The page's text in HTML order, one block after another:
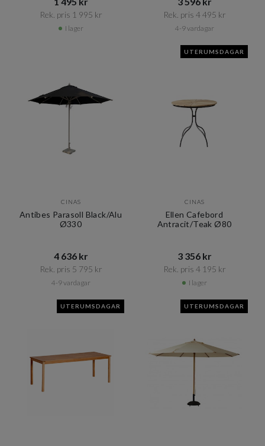
Rek. pris 1 995 kr​​
I lager
Rek. pris 4 495 kr​​
4-9 vardagar
CINAS
Antibes Parasoll Black/Alu
Ø330
4 636 kr​​
Rek. pris 5 795 kr​​
4-9 vardagar
UTERUMSDAGAR
CINAS
Ellen Cafebord
Antracit/Teak Ø80
3 356 kr​​
Rek. pris 4 195 kr​​
I lager
UTERUMSDAGAR UTERUMSDAGAR